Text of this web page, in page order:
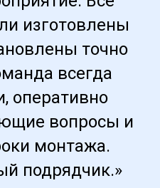
изготовлены
точно
всегда
оперативно
вопросы и
монтажа.
подрядчик.»